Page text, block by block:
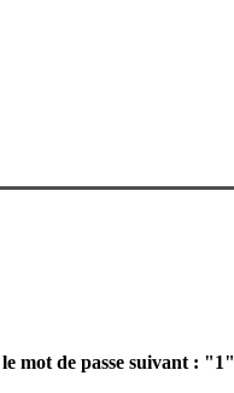
mot de passe suivant : "1"